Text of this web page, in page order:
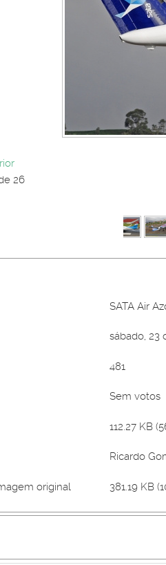
26
SATA Air
sábado, 23
481
Sem votos
112.27 KB
Ricardo
original 381.19 KB